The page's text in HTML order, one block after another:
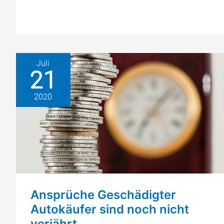
Fahrer
Juli
21
2020
Ansprüche Geschädigter
Autokäufer sind noch nicht